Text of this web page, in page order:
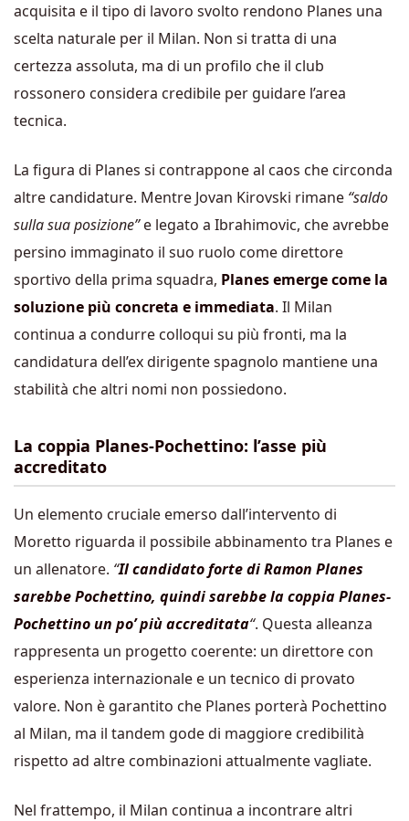
acquisita e il tipo di lavoro svolto rendono Planes una
scelta naturale per il Milan. Non si tratta di una
certezza assoluta, ma di un profilo che il club
rossonero considera credibile per guidare l’area
tecnica.
La figura di Planes si contrappone al caos che circonda
altre candidature. Mentre Jovan Kirovski rimane “saldo
sulla sua posizione”e legato a Ibrahimovic, che avrebbe
persino immaginato il suo ruolo come direttore
sportivo della prima squadra, Planes emerge come la
soluzione più concreta e immediata. Il Milan
continua a condurre colloqui su più fronti, ma la
candidatura dell’ex dirigente spagnolo mantiene una
stabilità che altri nomi non possiedono.
La coppia Planes-Pochettino: l’asse più
accreditato
Un elemento cruciale emerso dall’intervento di
Moretto riguarda il possibile abbinamento tra Planes e
un allenatore. “Il candidato forte di Ramon Planes
sarebbe Pochettino, quindi sarebbe la coppia Planes-
Pochettino un po’ più accreditata“. Questa alleanza
rappresenta un progetto coerente: un direttore con
esperienza internazionale e un tecnico di provato
valore. Non è garantito che Planes porterà Pochettino
al Milan, ma il tandem gode di maggiore credibilità
rispetto ad altre combinazioni attualmente vagliate.
Nel frattempo, il Milan continua a incontrare altri